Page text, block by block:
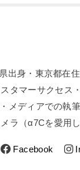
出身・東京都在
タマーサクセス
メディアでの執
ラ（α7Cを愛用し
Facebook